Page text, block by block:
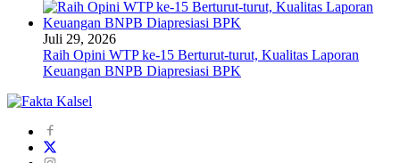
Juli 29, 2026
Raih Opini WTP ke-15 Berturut-turut, Kualitas Laporan
Keuangan BNPB Diapresiasi BPK